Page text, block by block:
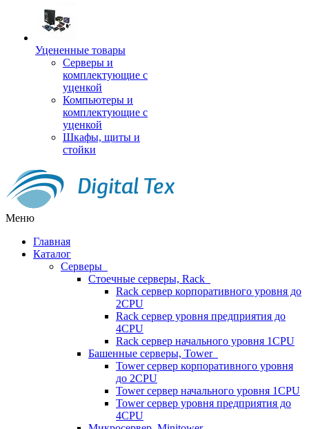
Уцененные товары
Серверы и
комплектующие с
уценкой
Компьютеры и
комплектующие с
уценкой
Шкафы, щиты и
стойки
Меню
Главная
Каталог
Серверы
Стоечные серверы, Rack
Rack сервер корпоративного уровня до
2CPU
Rack сервер уровня предприятия до
4CPU
Rack сервер начального уровня 1CPU
Башенные серверы, Tower
Tower сервер корпоративного уровня
до 2CPU
Tower сервер начального уровня 1CPU
Tower сервер уровня предприятия до
4CPU